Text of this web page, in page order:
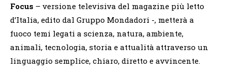
Focus – versione televisiva del magazine più letto
d’Italia, edito dal Gruppo Mondadori -, metterà a
fuoco temi legati a scienza, natura, ambiente,
animali, tecnologia, storia e attualità attraverso un
linguaggio semplice, chiaro, diretto e avvincente.